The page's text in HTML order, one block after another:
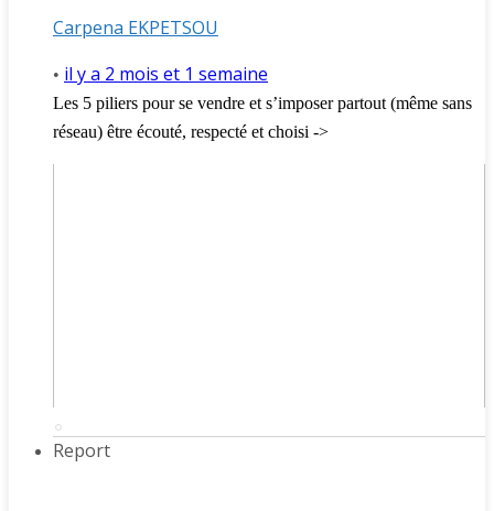
Carpena EKPETSOU
• il y a 2 mois et 1 semaine
Les 5 piliers pour se vendre et s’imposer partout (même sans
réseau) être écouté, respecté et choisi ->
Report